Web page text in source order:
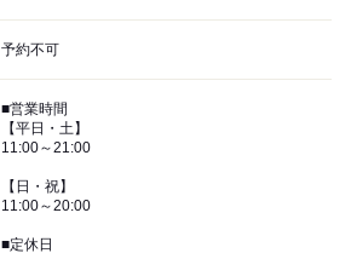
予約不可
■営業時間
【平日・土】
11:00～21:00
【日・祝】
11:00～20:00
■定休日